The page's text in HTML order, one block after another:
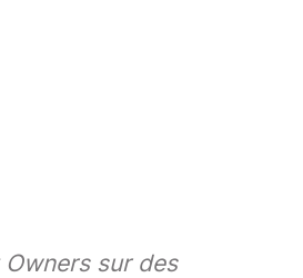
sur des